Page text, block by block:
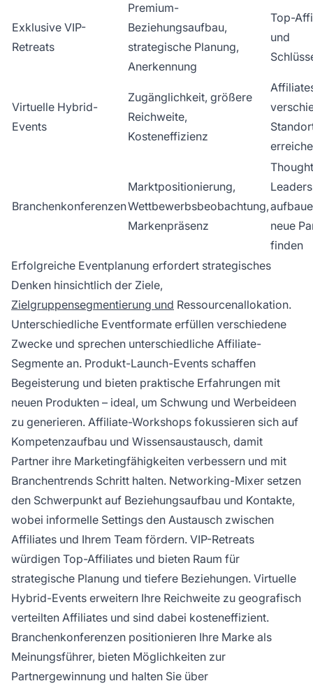
Exklusive VIP-
Retreats
Premium-
Beziehungsaufbau,
strategische Planung,
Anerkennung
Top-
und
Virtuelle Hybrid-
Events
Zugänglichkeit, größere
Reichweite,
Kosteneffizienz
Branchenkonferenzen
Marktpositionierung,
Wettbewerbsbeobachtung,
Markenpräsenz
Thought
neue
finden
Erfolgreiche Eventplanung erfordert strategisches
Denken hinsichtlich der Ziele,
Zielgruppensegmentierung und Ressourcenallokation.
Unterschiedliche Eventformate erfüllen verschiedene
Zwecke und sprechen unterschiedliche Affiliate-
Segmente an. Produkt-Launch-Events schaffen
Begeisterung und bieten praktische Erfahrungen mit
neuen Produkten – ideal, um Schwung und Werbeideen
zu generieren. Affiliate-Workshops fokussieren sich auf
Kompetenzaufbau und Wissensaustausch, damit
Partner ihre Marketingfähigkeiten verbessern und mit
Branchentrends Schritt halten. Networking-Mixer setzen
den Schwerpunkt auf Beziehungsaufbau und Kontakte,
wobei informelle Settings den Austausch zwischen
Affiliates und Ihrem Team fördern. VIP-Retreats
würdigen Top-Affiliates und bieten Raum für
strategische Planung und tiefere Beziehungen. Virtuelle
Hybrid-Events erweitern Ihre Reichweite zu geografisch
verteilten Affiliates und sind dabei kosteneffizient.
Branchenkonferenzen positionieren Ihre Marke als
Meinungsführer, bieten Möglichkeiten zur
Partnergewinnung und halten Sie über